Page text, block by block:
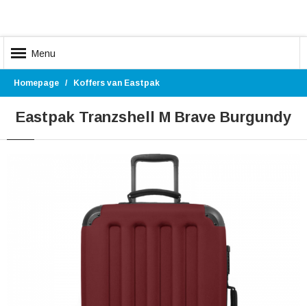
Menu
Homepage Koffers van Eastpak
Eastpak Tranzshell M Brave Burgundy